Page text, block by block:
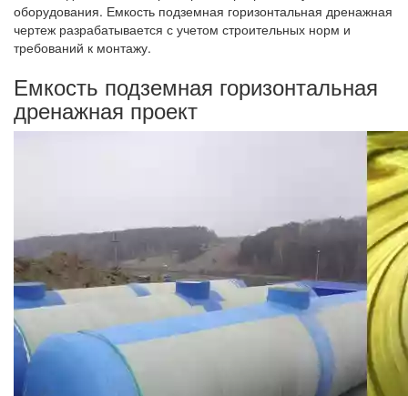
оборудования. Емкость подземная горизонтальная дренажная
чертеж разрабатывается с учетом строительных норм и
требований к монтажу.
Емкость подземная горизонтальная
дренажная проект